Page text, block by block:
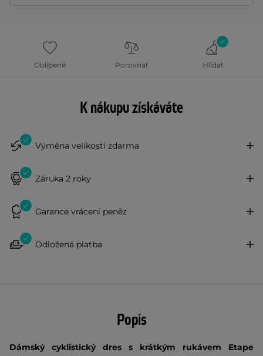
Oblíbené Porovnat Hlídat
K nákupu získáváte
Výměna velikosti zdarma
Záruka 2 roky
Garance vrácení peněz
Odložená platba
Popis
Dámský cyklistický dres s krátkým rukávem Etape